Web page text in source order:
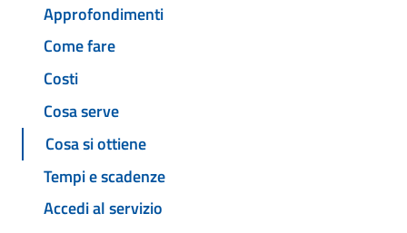
Approfondimenti
Come fare
Costi
Cosa serve
Cosa si ottiene
Tempi e scadenze
Accedi al servizio